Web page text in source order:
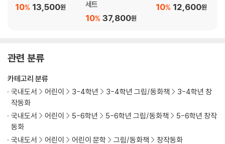
13,500원
10%
세트
37,800원
10%
12,600원
10%
관련 분류
카테고리 분류
국내도서
어린이 3-4학년 3-4학년 그림/동화책
3-4학년 창
작동화
국내도서
어린이 5-6학년 5-6학년 그림/동화책
5-6학년 창작
동화
국내도서
어린이 어린이 문학 그림/동화책 창작동화